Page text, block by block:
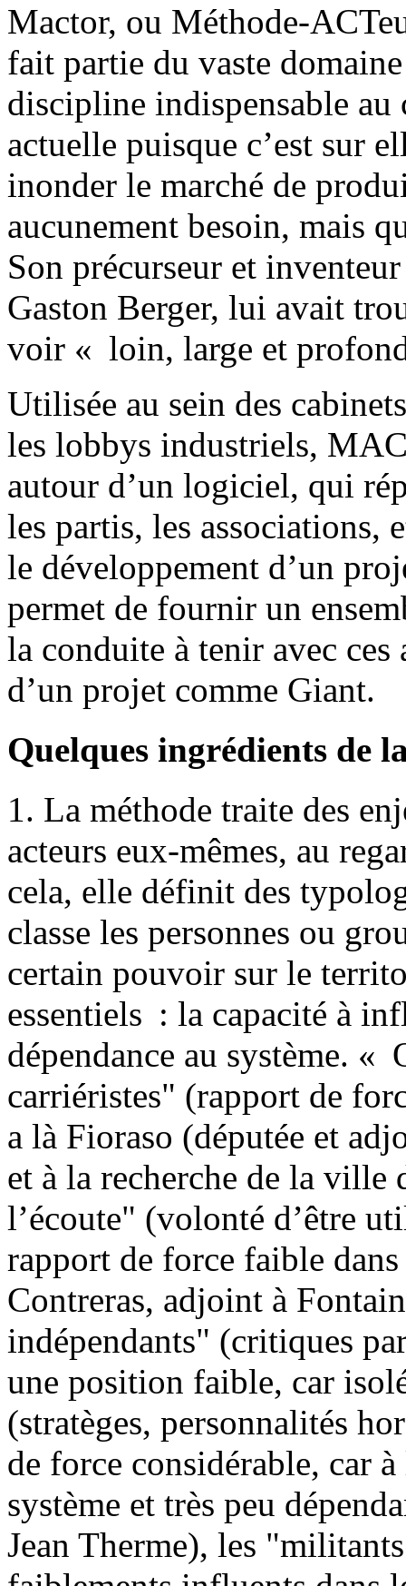
Mactor, ou Méthode-
fait partie du vaste
discipline indispensable au
actuelle puisque c’est sur
inonder le marché de
aucunement besoin, mais
Son précurseur et
Gaston Berger, lui avait
voir « loin, large et
Utilisée au sein des
les lobbys industriels,
autour d’un logiciel, qui
les partis, les associations,
le développement d’un
permet de fournir un
la conduite à tenir avec
d’un projet comme Giant.
Quelques ingrédients de
1. La méthode traite des
acteurs eux-mêmes, au
cela, elle définit des
classe les personnes ou
certain pouvoir sur le
essentiels : la capacité à
dépendance au système. «
carriéristes" (rapport de
a là Fioraso (députée et
et à la recherche de la ville
l’écoute" (volonté d’être
rapport de force faible
Contreras, adjoint à
indépendants" (critiques
une position faible, car
(stratèges, personnalités
de force considérable, car
système et très peu
Jean Therme), les